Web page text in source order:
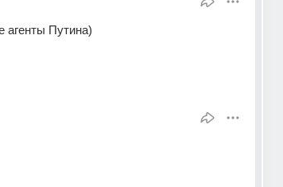
агенты Путина)